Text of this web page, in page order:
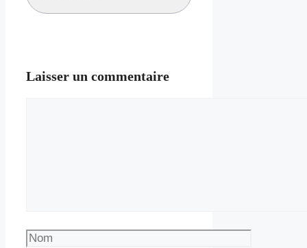
Laisser un commentaire
Nom